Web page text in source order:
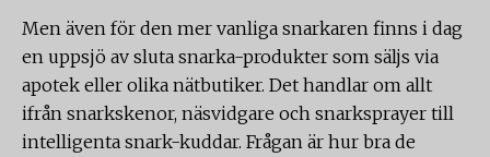
Men även för den mer vanliga snarkaren finns i dag
en uppsjö av sluta snarka-produkter som säljs via
apotek eller olika nätbutiker. Det handlar om allt
ifrån snarkskenor, näsvidgare och snarksprayer till
intelligenta snark-kuddar. Frågan är hur bra de